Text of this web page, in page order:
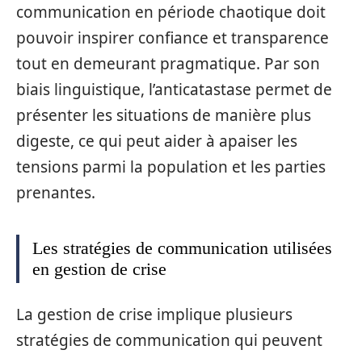
communication en période chaotique doit
pouvoir inspirer confiance et transparence
tout en demeurant pragmatique. Par son
biais linguistique, l’anticatastase permet de
présenter les situations de manière plus
digeste, ce qui peut aider à apaiser les
tensions parmi la population et les parties
prenantes.
Les stratégies de communication utilisées
en gestion de crise
La gestion de crise implique plusieurs
stratégies de communication qui peuvent